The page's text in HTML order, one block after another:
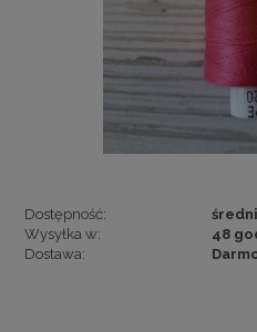
Dostępność:
Wysyłka w:
48
Dostawa:
Cena nie zawiera